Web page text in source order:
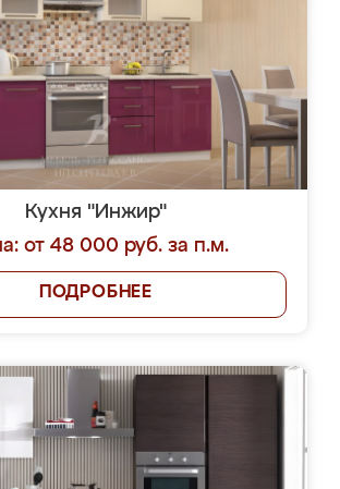
Кухня "Инжир"
от 48 000 руб. за п.м.
ПОДРОБНЕЕ